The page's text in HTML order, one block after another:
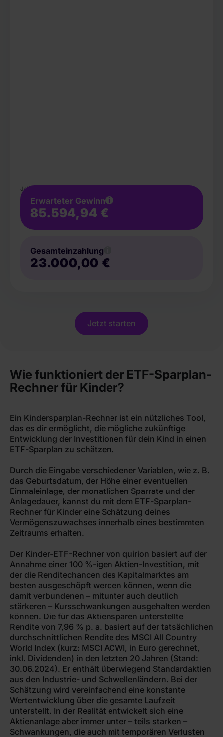
Jahr
Erwarteter Gewinn i
85.594,94 €
Gesamteinzahlung
23.000,00 €
Jetzt starten
Wie funktioniert der ETF-Sparplan-
Rechner für Kinder?
Ein Kindersparplan-Rechner ist ein nützliches Tool,
das es dir ermöglicht, die mögliche zukünftige
Entwicklung der Investitionen für dein Kind in einen
ETF-Sparplan zu schätzen.
Durch die Eingabe verschiedener Variablen, wie z. B.
das Geburtsdatum, der Höhe einer eventuellen
Einmaleinlage, der monatlichen Sparrate und der
Anlagedauer, kannst du mit dem ETF-Sparplan-
Rechner für Kinder eine Schätzung deines
Vermögenszuwachses innerhalb eines bestimmten
Zeitraums erhalten.
Der Kinder-ETF-Rechner von quirion basiert auf der
Annahme einer 100 %-igen Aktien-Investition, mit
der die Renditechancen des Kapitalmarktes am
besten ausgeschöpft werden können, wenn die
damit verbundenen – mitunter auch deutlich
stärkeren – Kursschwankungen ausgehalten werden
können. Die für das Aktiensparen unterstellte
Rendite von 7,96 % p. a. basiert auf der tatsächlichen
durchschnittlichen Rendite des MSCI All Country
World Index (kurz: MSCI ACWI, in Euro gerechnet,
inkl. Dividenden) in den letzten 20 Jahren (Stand:
30.06.2024). Er enthält überwiegend Standardaktien
aus den Industrie- und Schwellenländern. Bei der
Schätzung wird vereinfachend eine konstante
Wertentwicklung über die gesamte Laufzeit
unterstellt. In der Realität entwickelt sich eine
Aktienanlage aber immer unter – teils starken –
Schwankungen, die auch mit temporären Verlusten